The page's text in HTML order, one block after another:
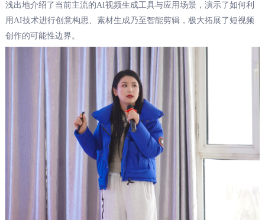
浅出地介绍了当前主流的AI视频生成工具与应用场景，演示了如何利
用AI技术进行创意构思、素材生成乃至智能剪辑，极大拓展了短视频
创作的可能性边界。